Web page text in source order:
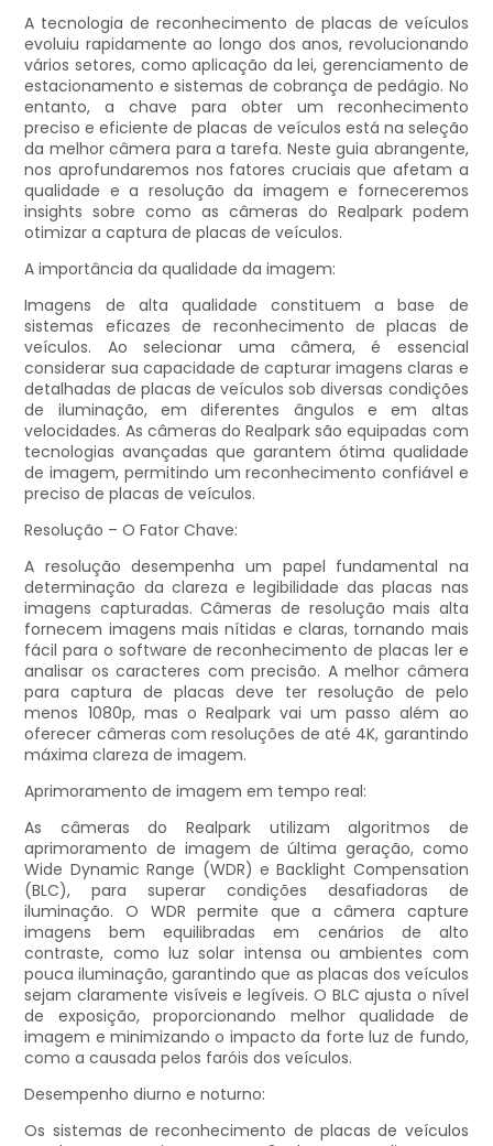
A tecnologia de reconhecimento de placas de veículos
evoluiu rapidamente ao longo dos anos, revolucionando
vários setores, como aplicação da lei, gerenciamento de
estacionamento e sistemas de cobrança de pedágio. No
entanto, a chave para obter um reconhecimento
preciso e eficiente de placas de veículos está na seleção
da melhor câmera para a tarefa. Neste guia abrangente,
nos aprofundaremos nos fatores cruciais que afetam a
qualidade e a resolução da imagem e forneceremos
insights sobre como as câmeras do Realpark podem
otimizar a captura de placas de veículos.
A importância da qualidade da imagem:
Imagens de alta qualidade constituem a base de
sistemas eficazes de reconhecimento de placas de
veículos. Ao selecionar uma câmera, é essencial
considerar sua capacidade de capturar imagens claras e
detalhadas de placas de veículos sob diversas condições
de iluminação, em diferentes ângulos e em altas
velocidades. As câmeras do Realpark são equipadas com
tecnologias avançadas que garantem ótima qualidade
de imagem, permitindo um reconhecimento confiável e
preciso de placas de veículos.
Resolução – O Fator Chave:
A resolução desempenha um papel fundamental na
determinação da clareza e legibilidade das placas nas
imagens capturadas. Câmeras de resolução mais alta
fornecem imagens mais nítidas e claras, tornando mais
fácil para o software de reconhecimento de placas ler e
analisar os caracteres com precisão. A melhor câmera
para captura de placas deve ter resolução de pelo
menos 1080p, mas o Realpark vai um passo além ao
oferecer câmeras com resoluções de até 4K, garantindo
máxima clareza de imagem.
Aprimoramento de imagem em tempo real:
As câmeras do Realpark utilizam algoritmos de
aprimoramento de imagem de última geração, como
Wide Dynamic Range (WDR) e Backlight Compensation
(BLC), para superar condições desafiadoras de
iluminação. O WDR permite que a câmera capture
imagens bem equilibradas em cenários de alto
contraste, como luz solar intensa ou ambientes com
pouca iluminação, garantindo que as placas dos veículos
sejam claramente visíveis e legíveis. O BLC ajusta o nível
de exposição, proporcionando melhor qualidade de
imagem e minimizando o impacto da forte luz de fundo,
como a causada pelos faróis dos veículos.
Desempenho diurno e noturno:
Os sistemas de reconhecimento de placas de veículos